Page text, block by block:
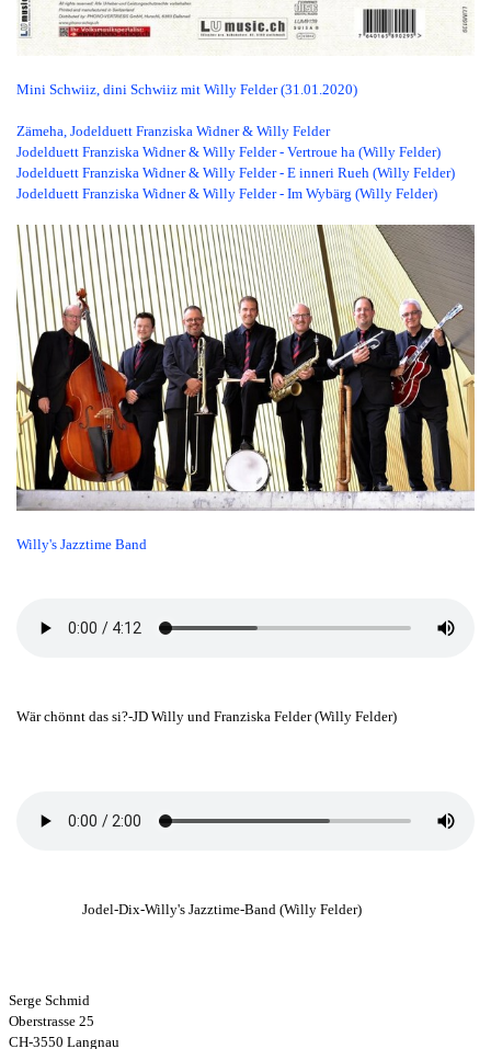
Mini Schwiiz, dini Schwiiz mit Willy Felder (31.01.2020)
Zämeha, Jodelduett Franziska Widner & Willy Felder
Jodelduett Franziska Widner & Willy Felder - Vertroue ha (Willy Felder)
Jodelduett Franziska Widner & Willy Felder - E inneri Rueh (Willy Felder)
Jodelduett Franziska Widner & Willy Felder - Im Wybärg (Willy Felder)
Willy's Jazztime Band
Wär chönnt das si?-JD Willy und Franziska Felder (Willy Felder)
Jodel-Dix-Willy's Jazztime-Band (Willy Felder)
Serge Schmid
Oberstrasse 25
CH-3550 Langnau